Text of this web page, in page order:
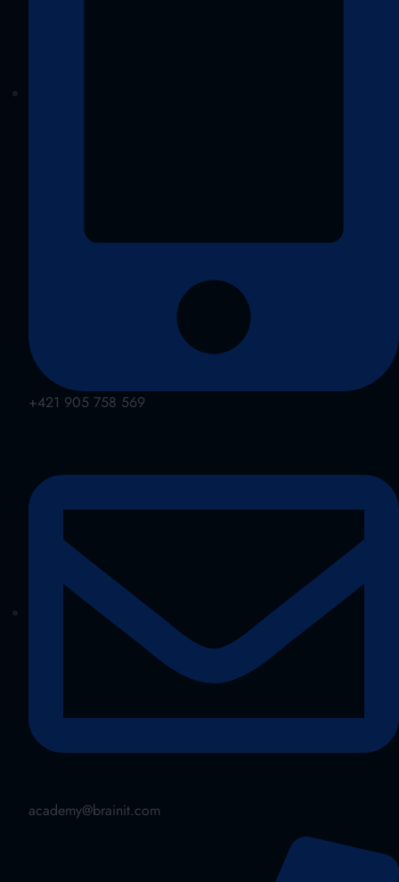
+421 905 758 569
academy@brainit.com